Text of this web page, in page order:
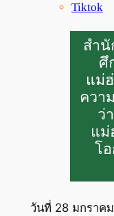
Tiktok
สำนั
ศึ
แม่
ควา
ว่
แม่
โ
วันที่ 28 มกราค